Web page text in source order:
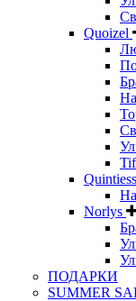
Quoizel
Norlys
ПОДАРКИ
SUMMER